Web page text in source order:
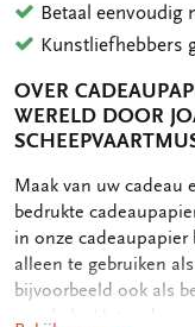
Betaal eenvoudig
Kunstliefhebbers
OVER
WERELD DOOR
OMSCHRIJVING
Maak van uw cadeau
bedrukte
in onze
alleen te gebruiken
bijvoorbeeld ook als